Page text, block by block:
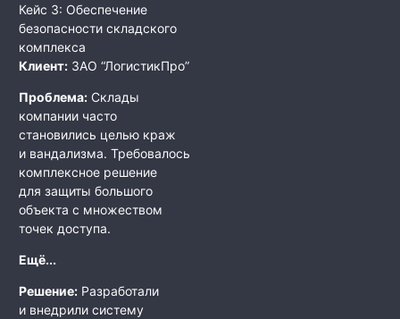
Кейс 3: Обеспечение
безопасности складского
комплекса
Клиент: ЗАО “ЛогистикПро”
Проблема: Склады
компании часто
становились целью краж
и вандализма. Требовалось
комплексное решение
для защиты большого
объекта с множеством
точек доступа.
Ещё...
Решение: Разработали
и внедрили систему